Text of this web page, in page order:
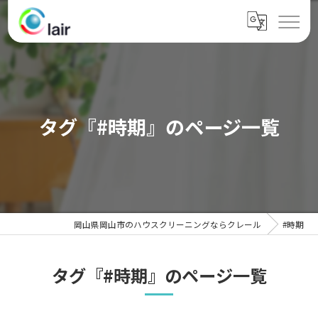
タグ『#時期』のページ一覧
岡山県岡山市のハウスクリーニングならクレール #時期
タグ『#時期』のページ一覧